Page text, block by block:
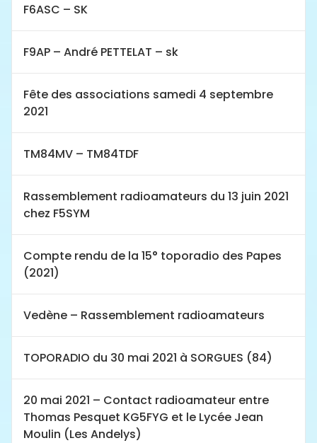
F6ASC – SK
F9AP – André PETTELAT – sk
Fête des associations samedi 4 septembre
2021
TM84MV – TM84TDF
Rassemblement radioamateurs du 13 juin 2021
chez F5SYM
Compte rendu de la 15° toporadio des Papes
(2021)
Vedène – Rassemblement radioamateurs
TOPORADIO du 30 mai 2021 à SORGUES (84)
20 mai 2021 – Contact radioamateur entre
Thomas Pesquet KG5FYG et le Lycée Jean
Moulin (Les Andelys)